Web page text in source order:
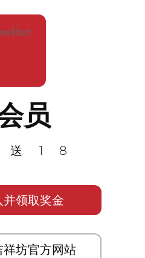
员
送18
并领取奖金
坊官方网站